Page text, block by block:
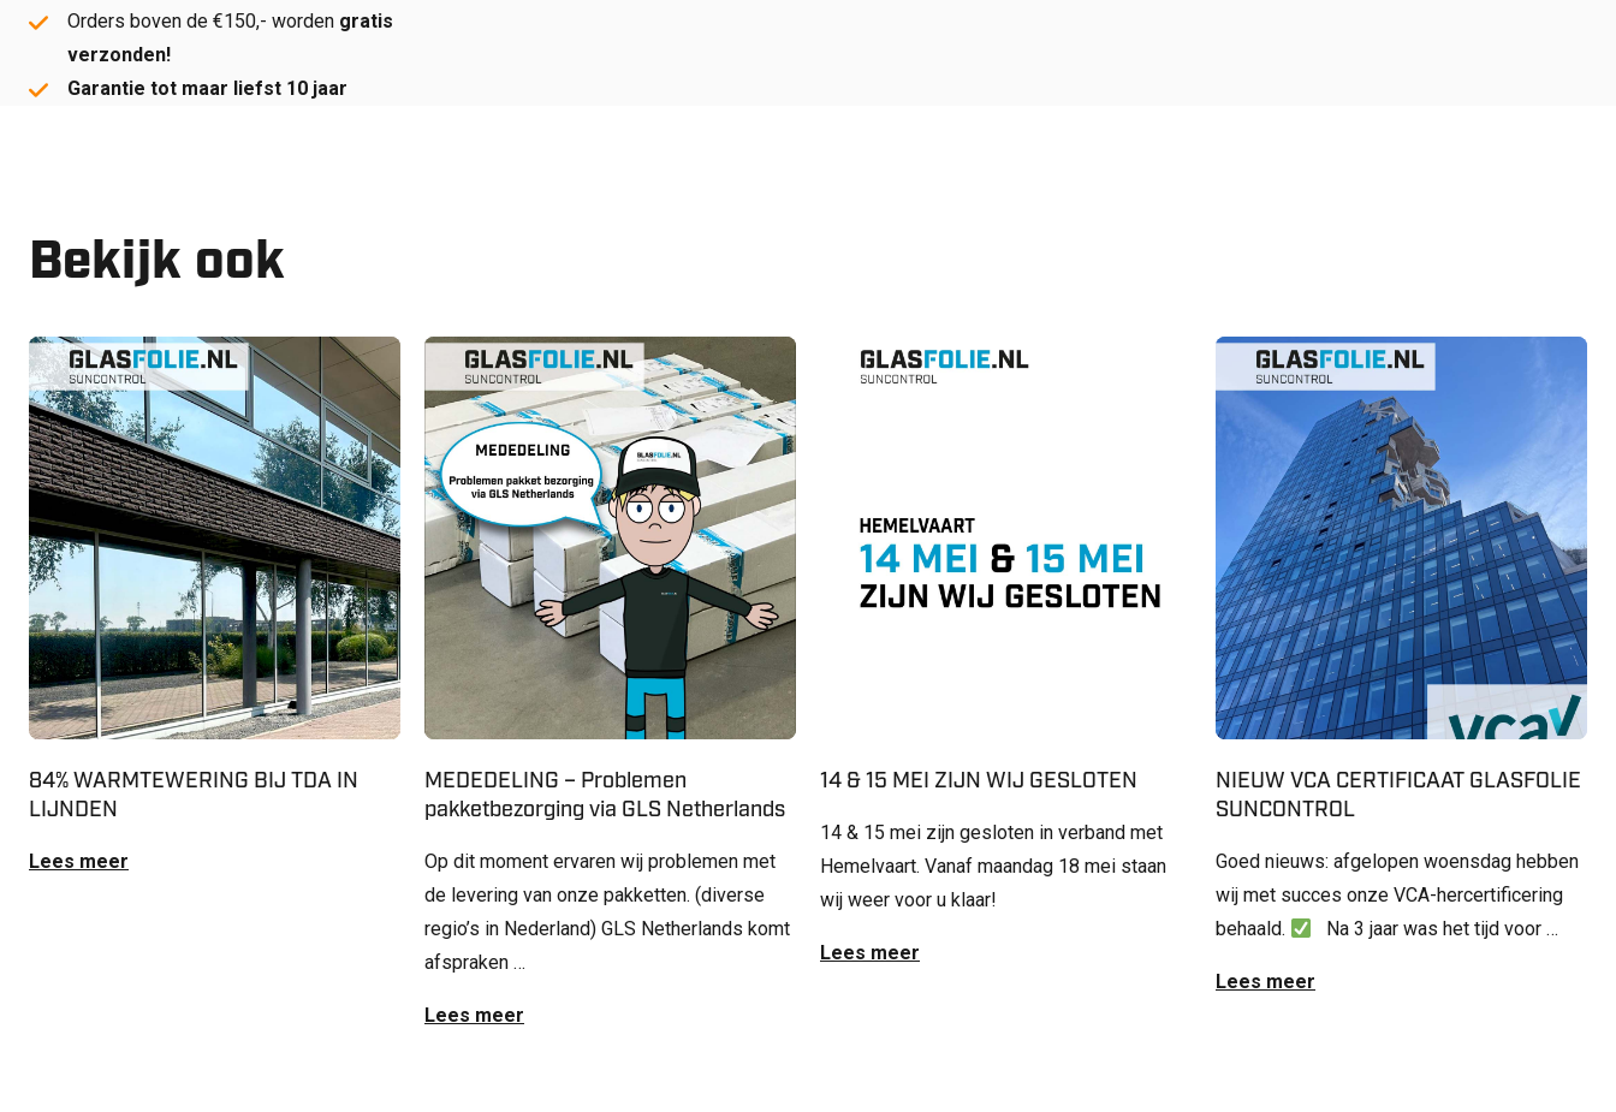
Orders boven de €150,- worden gratis
verzonden!
Garantie tot maar liefst 10 jaar
Bekijk ook
84% WARMTEWERING BIJ TDA IN
LIJNDEN
Lees meer
MEDEDELING – Problemen
pakketbezorging via GLS Netherlands
Op dit moment ervaren wij problemen met
de levering van onze pakketten. (diverse
regio’s in Nederland) GLS Netherlands komt
afspraken …
Lees meer
14 & 15 MEI ZIJN WIJ GESLOTEN
14 & 15 mei zijn gesloten in verband met
Hemelvaart. Vanaf maandag 18 mei staan
wij weer voor u klaar!
Lees meer
NIEUW VCA CERTIFICAAT GLASFOLIE
SUNCONTROL
Goed nieuws: afgelopen woensdag hebben
wij met succes onze VCA-hercertificering
behaald.
Na 3 jaar was het tijd voor …
Lees meer